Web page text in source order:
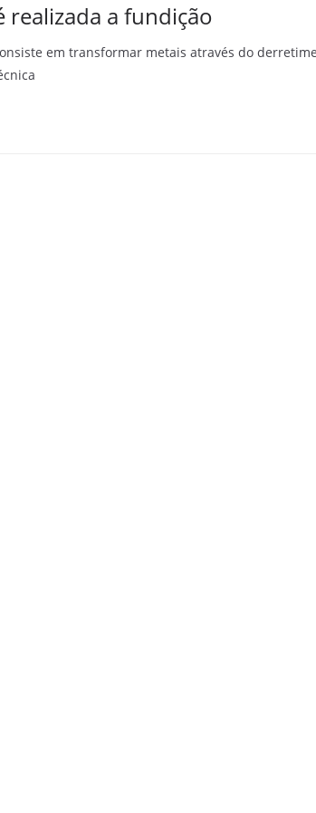
realizada a fundição
em transformar metais através do